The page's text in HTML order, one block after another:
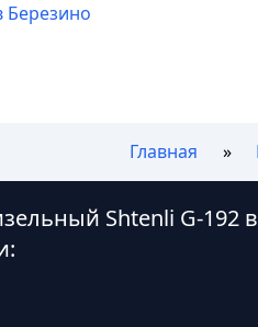
Березино
Главная
Shtenli G-192